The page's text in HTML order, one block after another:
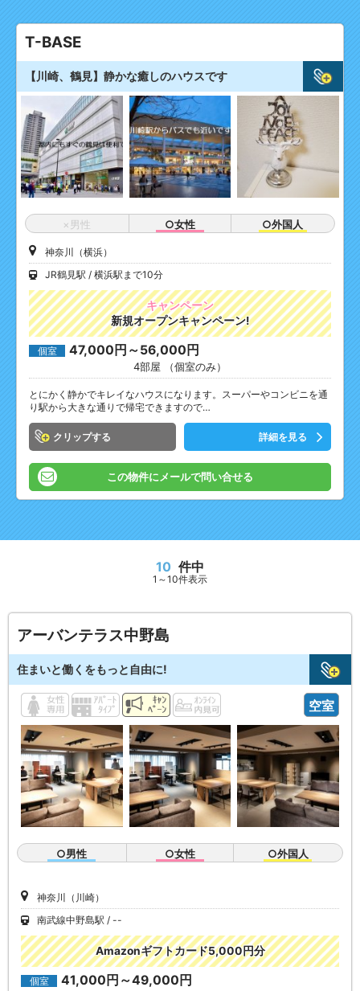
T-BASE
【川崎、鶴見】静かな癒しのハウスです
×男性 ○女性 ○外国人
神奈川（横浜）
JR鶴見駅
横浜駅まで10分
キャンペーン
新規オープンキャンペーン!
個室 47,000円～56,000円
4部屋 （個室のみ）
とにかく静かでキレイなハウスになります。スーパーやコンビニを通
り駅から大きな通りで帰宅できますので…
クリップ 詳細を見る
この物件にメールで問い合せる
10 件中
1～10件表示
アーバンテラス中野島
住まいと働くをもっと自由に!
空室
○男性 ○女性 ○外国人
神奈川（川崎）
南武線中野島駅
--
Amazonギフトカード5,000円分
個室 41,000円～49,000円